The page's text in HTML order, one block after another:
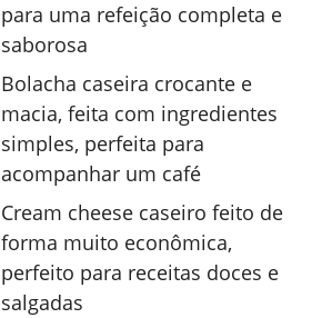
para uma refeição completa e
saborosa
Bolacha caseira crocante e
macia, feita com ingredientes
simples, perfeita para
acompanhar um café
Cream cheese caseiro feito de
forma muito econômica,
perfeito para receitas doces e
salgadas